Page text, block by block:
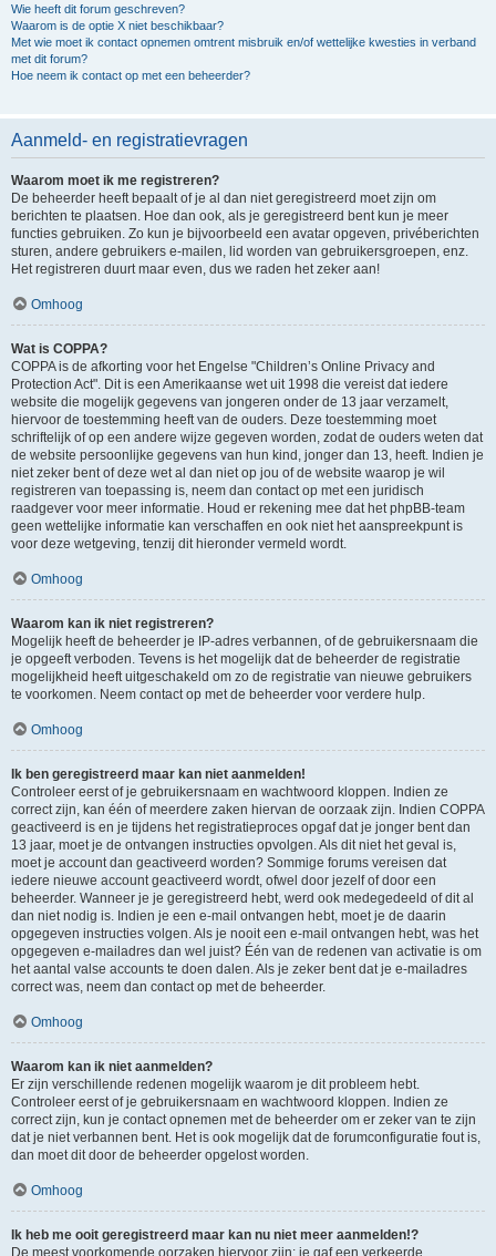
Wie heeft dit forum geschreven?
Waarom is de optie X niet beschikbaar?
Met wie moet ik contact opnemen omtrent misbruik en/of wettelijke kwesties in verband
met dit forum?
Hoe neem ik contact op met een beheerder?
Aanmeld- en registratievragen
Waarom moet ik me registreren?
De beheerder heeft bepaalt of je al dan niet geregistreerd moet zijn om
berichten te plaatsen. Hoe dan ook, als je geregistreerd bent kun je meer
functies gebruiken. Zo kun je bijvoorbeeld een avatar opgeven, privéberichten
sturen, andere gebruikers e-mailen, lid worden van gebruikersgroepen, enz.
Het registreren duurt maar even, dus we raden het zeker aan!
Omhoog
Wat is COPPA?
COPPA is de afkorting voor het Engelse "Children’s Online Privacy and
Protection Act". Dit is een Amerikaanse wet uit 1998 die vereist dat iedere
website die mogelijk gegevens van jongeren onder de 13 jaar verzamelt,
hiervoor de toestemming heeft van de ouders. Deze toestemming moet
schriftelijk of op een andere wijze gegeven worden, zodat de ouders weten dat
de website persoonlijke gegevens van hun kind, jonger dan 13, heeft. Indien je
niet zeker bent of deze wet al dan niet op jou of de website waarop je wil
registreren van toepassing is, neem dan contact op met een juridisch
raadgever voor meer informatie. Houd er rekening mee dat het phpBB-team
geen wettelijke informatie kan verschaffen en ook niet het aanspreekpunt is
voor deze wetgeving, tenzij dit hieronder vermeld wordt.
Omhoog
Waarom kan ik niet registreren?
Mogelijk heeft de beheerder je IP-adres verbannen, of de gebruikersnaam die
je opgeeft verboden. Tevens is het mogelijk dat de beheerder de registratie
mogelijkheid heeft uitgeschakeld om zo de registratie van nieuwe gebruikers
te voorkomen. Neem contact op met de beheerder voor verdere hulp.
Omhoog
Ik ben geregistreerd maar kan niet aanmelden!
Controleer eerst of je gebruikersnaam en wachtwoord kloppen. Indien ze
correct zijn, kan één of meerdere zaken hiervan de oorzaak zijn. Indien COPPA
geactiveerd is en je tijdens het registratieproces opgaf dat je jonger bent dan
13 jaar, moet je de ontvangen instructies opvolgen. Als dit niet het geval is,
moet je account dan geactiveerd worden? Sommige forums vereisen dat
iedere nieuwe account geactiveerd wordt, ofwel door jezelf of door een
beheerder. Wanneer je je geregistreerd hebt, werd ook medegedeeld of dit al
dan niet nodig is. Indien je een e-mail ontvangen hebt, moet je de daarin
opgegeven instructies volgen. Als je nooit een e-mail ontvangen hebt, was het
opgegeven e-mailadres dan wel juist? Één van de redenen van activatie is om
het aantal valse accounts te doen dalen. Als je zeker bent dat je e-mailadres
correct was, neem dan contact op met de beheerder.
Omhoog
Waarom kan ik niet aanmelden?
Er zijn verschillende redenen mogelijk waarom je dit probleem hebt.
Controleer eerst of je gebruikersnaam en wachtwoord kloppen. Indien ze
correct zijn, kun je contact opnemen met de beheerder om er zeker van te zijn
dat je niet verbannen bent. Het is ook mogelijk dat de forumconfiguratie fout is,
dan moet dit door de beheerder opgelost worden.
Omhoog
Ik heb me ooit geregistreerd maar kan nu niet meer aanmelden!?
De meest voorkomende oorzaken hiervoor zijn: je gaf een verkeerde